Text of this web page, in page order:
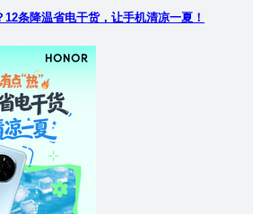
条降温省电干货，让手机清凉一夏！